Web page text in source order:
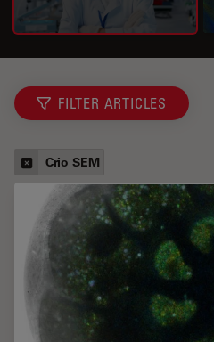
FILTER ARTICLES
Crio SEM